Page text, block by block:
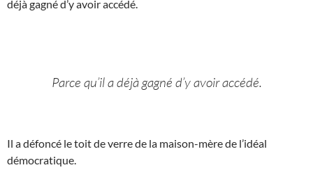
déjà gagné d’y avoir accédé.
Parce qu’il a déjà gagné d’y avoir accédé.
Il a défoncé le toit de verre de la maison-mère de l’idéal
démocratique.